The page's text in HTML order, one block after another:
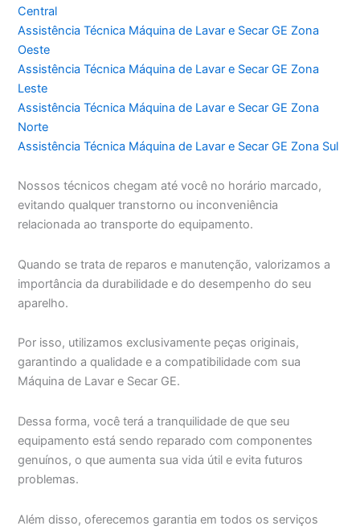
Central
Assistência Técnica Máquina de Lavar e Secar GE Zona
Oeste
Assistência Técnica Máquina de Lavar e Secar GE Zona
Leste
Assistência Técnica Máquina de Lavar e Secar GE Zona
Norte
Assistência Técnica Máquina de Lavar e Secar GE Zona Sul
Nossos técnicos chegam até você no horário marcado,
evitando qualquer transtorno ou inconveniência
relacionada ao transporte do equipamento.
Quando se trata de reparos e manutenção, valorizamos a
importância da durabilidade e do desempenho do seu
aparelho.
Por isso, utilizamos exclusivamente peças originais,
garantindo a qualidade e a compatibilidade com sua
Máquina de Lavar e Secar GE.
Dessa forma, você terá a tranquilidade de que seu
equipamento está sendo reparado com componentes
genuínos, o que aumenta sua vida útil e evita futuros
problemas.
Além disso, oferecemos garantia em todos os serviços